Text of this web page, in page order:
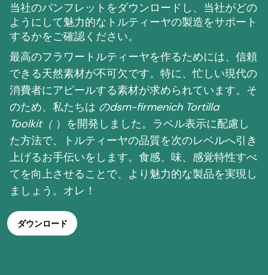
当社のパンフレットをダウンロードし、当社がどの
ようにして魅力的なトルティーヤの製造をサポート
するかをご確認ください。
最高のフラワートルティーヤを作るためには、信頼
できる天然素材が不可欠です。特に、忙しい現代の
消費者にアピールする素材が求められています。そ
のため、私たちは のdsm-firmenich Tortilla
Toolkit（ ）を開発しました。ラベル表示に配慮し
た方法で、トルティーヤの品質を次のレベルへ引き
上げるお手伝いをします。食感、味、感覚特性すべ
てを向上させることで、より魅力的な製品を実現し
ましょう。オレ！
ダウンロード